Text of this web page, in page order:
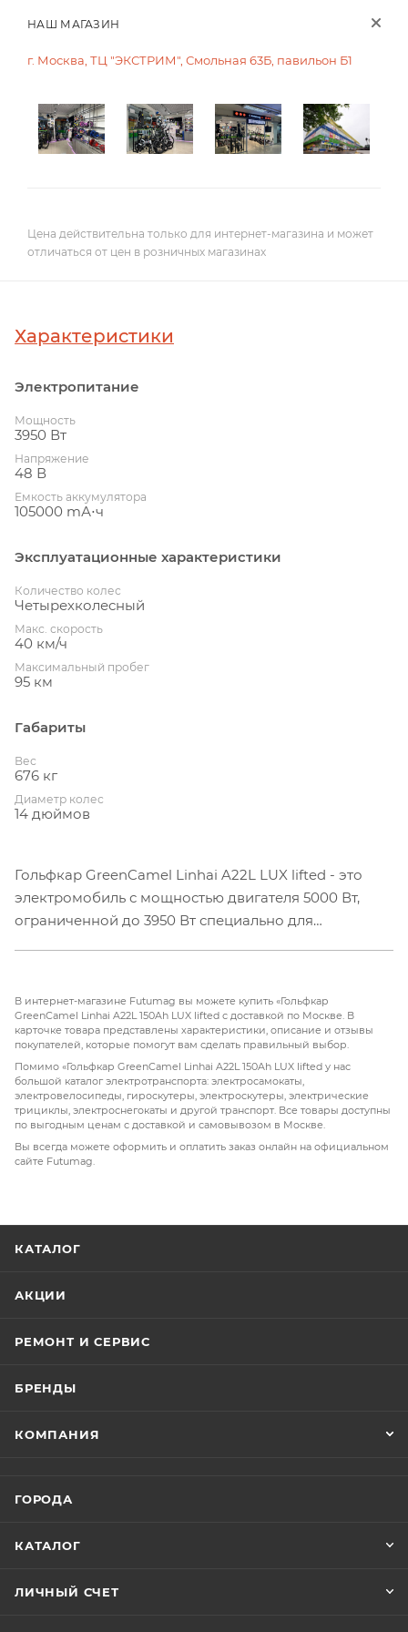
НАШ МАГАЗИН
г. Москва, ТЦ "ЭКСТРИМ", Смольная 63Б, павильон Б1
Цена действительна только для интернет-магазина и может
отличаться от цен в розничных магазинах
Характеристики
Электропитание
Мощность
3950 Вт
Напряжение
48 В
Емкость аккумулятора
105000 mА⋅ч
Эксплуатационные характеристики
Количество колес
Четырехколесный
Макс. скорость
40 км/ч
Максимальный пробег
95 км
Габариты
Вес
676 кг
Диаметр колес
14 дюймов
Гольфкар GreenCamel Linhai A22L LUX lifted - это
электромобиль с мощностью двигателя 5000 Вт,
ограниченной до 3950 Вт специально для
Аккумулятор не входит в стоимость гольфкара и
приобретается отдельно. Цена аккумулятора
вариантов.
Зарядное устройство выбирается в зависимости от
типа аккумуляторов.
Модель доступна в нескольких расцветках.
Порт USB.
Встроенное зарядное устройство.
В интернет-магазине Futumag вы можете купить «Гольфкар
GreenCamel Linhai A22L 150Ah LUX lifted с доставкой по Москве. В
карточке товара представлены характеристики, описание и отзывы
покупателей, которые помогут вам сделать правильный выбор.
Помимо «Гольфкар GreenCamel Linhai A22L 150Ah LUX lifted у нас
большой каталог электротранспорта: электросамокаты,
электровелосипеды, гироскутеры, электроскутеры, электрические
трициклы, электроснегокаты и другой транспорт. Все товары доступны
по выгодным ценам с доставкой и самовывозом в Москве.
Вы всегда можете оформить и оплатить заказ онлайн на официальном
сайте Futumag.
КАТАЛОГ
АКЦИИ
РЕМОНТ И СЕРВИС
БРЕНДЫ
КОМПАНИЯ
ГОРОДА
КАТАЛОГ
ЛИЧНЫЙ СЧЕТ